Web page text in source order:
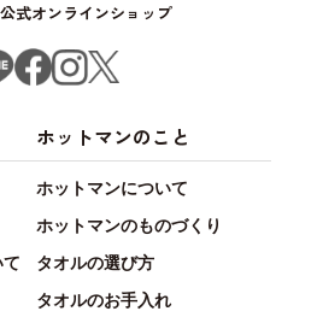
式オンラインショップ
ホットマンのこと
ホットマンについて
ホットマンのものづくり
タオルの選び方
タオルのお手入れ